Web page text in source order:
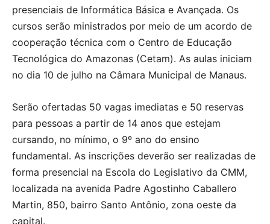
presenciais de Informática Básica e Avançada. Os
cursos serão ministrados por meio de um acordo de
cooperação técnica com o Centro de Educação
Tecnológica do Amazonas (Cetam). As aulas iniciam
no dia 10 de julho na Câmara Municipal de Manaus.
Serão ofertadas 50 vagas imediatas e 50 reservas
para pessoas a partir de 14 anos que estejam
cursando, no mínimo, o 9º ano do ensino
fundamental. As inscrições deverão ser realizadas de
forma presencial na Escola do Legislativo da CMM,
localizada na avenida Padre Agostinho Caballero
Martin, 850, bairro Santo Antônio, zona oeste da
capital.